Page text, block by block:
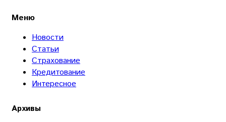
Меню
Новости
Статьи
Страхование
Кредитование
Интересное
Архивы